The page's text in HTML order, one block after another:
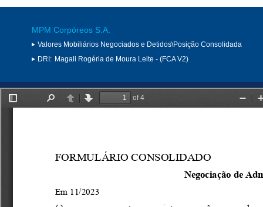
MPM Corpóreos S.A.
Valores Mobiliários Negociados e Detidos\Posição Consolidada
DRI: Magali Rogéria de Moura Leite - (FCA V2)